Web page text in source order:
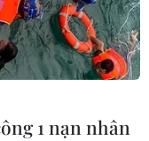
1 nạn nhân